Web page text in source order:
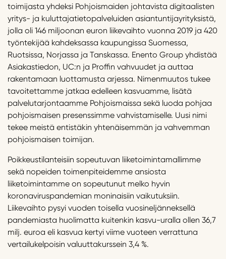
toimijasta yhdeksi Pohjoismaiden johtavista digitaalisten
yritys- ja kuluttajatietopalveluiden asiantuntijayrityksistä,
jolla oli 146 miljoonan euron liikevaihto vuonna 2019 ja 420
työntekijää kahdeksassa kaupungissa Suomessa,
Ruotsissa, Norjassa ja Tanskassa. Enento Group yhdistää
Asiakastiedon, UC:n ja Proffin vahvuudet ja auttaa
rakentamaan luottamusta arjessa. Nimenmuutos tukee
tavoitettamme jatkaa edelleen kasvuamme, lisätä
palvelutarjontaamme Pohjoismaissa sekä luoda pohjaa
pohjoismaisen presenssimme vahvistamiselle. Uusi nimi
tekee meistä entistäkin yhtenäisemmän ja vahvemman
pohjoismaisen toimijan.
Poikkeustilanteisiin sopeutuvan liiketoimintamallimme
sekä nopeiden toimenpiteidemme ansiosta
liiketoimintamme on sopeutunut melko hyvin
koronaviruspandemian moninaisiin vaikutuksiin.
Liikevaihto pysyi vuoden toisella vuosineljänneksellä
pandemiasta huolimatta kuitenkin kasvu-uralla ollen 36,7
milj. euroa eli kasvua kertyi viime vuoteen verrattuna
vertailukelpoisin valuuttakurssein 3,4 %.